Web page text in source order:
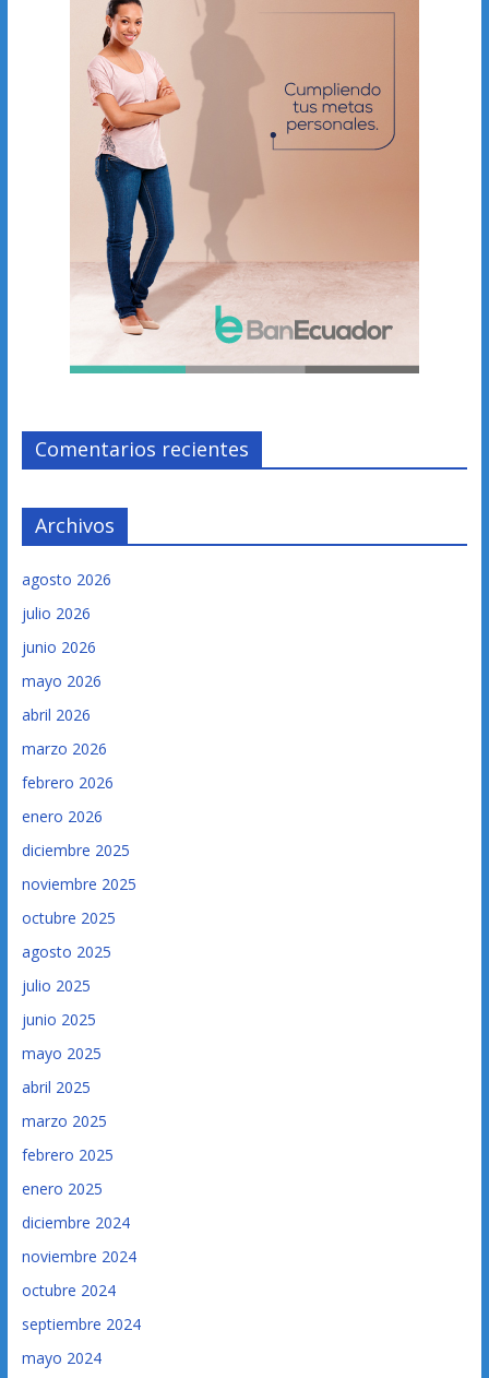
Comentarios recientes
Archivos
agosto 2026
julio 2026
junio 2026
mayo 2026
abril 2026
marzo 2026
febrero 2026
enero 2026
diciembre 2025
noviembre 2025
octubre 2025
agosto 2025
julio 2025
junio 2025
mayo 2025
abril 2025
marzo 2025
febrero 2025
enero 2025
diciembre 2024
noviembre 2024
octubre 2024
septiembre 2024
mayo 2024